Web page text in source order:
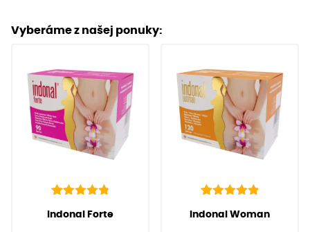
Vyberáme z našej ponuky:
4.91
(142recenzií
Indonal Forte
4.97
recenzií zákazníkov)
Indonal Woman